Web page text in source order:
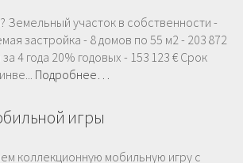
Земельный участок в собственности -
застройка - 8 домов по 55 м2 - 203 872
4 года 20% годовых - 153 123 € Срок
Подробнее…
игры
коллекционную мобильную игру с